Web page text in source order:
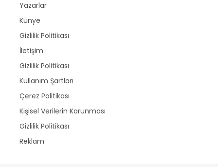
Yazarlar
Künye
Gizlilik Politikası
İletişim
Gizlilik Politikası
Kullanım Şartları
Çerez Politikası
Kişisel Verilerin Korunması
Gizlilik Politikası
Reklam